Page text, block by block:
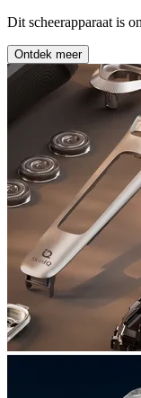
Dit scheerapparaat is
Ontdek meer